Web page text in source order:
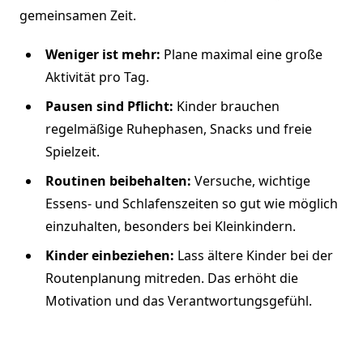
gemeinsamen Zeit.
Weniger ist mehr: Plane maximal eine große
Aktivität pro Tag.
Pausen sind Pflicht: Kinder brauchen
regelmäßige Ruhephasen, Snacks und freie
Spielzeit.
Routinen beibehalten: Versuche, wichtige
Essens- und Schlafenszeiten so gut wie möglich
einzuhalten, besonders bei Kleinkindern.
Kinder einbeziehen: Lass ältere Kinder bei der
Routenplanung mitreden. Das erhöht die
Motivation und das Verantwortungsgefühl.